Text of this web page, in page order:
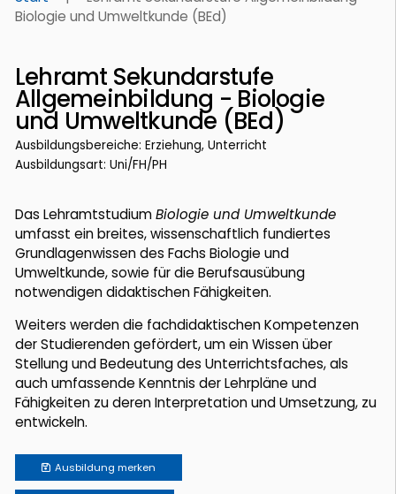
Biologie und Umweltkunde (BEd)
Lehramt Sekundarstufe
Allgemeinbildung - Biologie
und Umweltkunde (BEd)
Ausbildungsbereiche: Erziehung, Unterricht
Ausbildungsart: Uni/FH/PH
Das LehramtstudiumBiologie und Umweltkunde
umfasst ein breites, wissenschaftlich fundiertes
Grundlagenwissen des Fachs Biologie und
Umweltkunde, sowie für die Berufsausübung
notwendigen didaktischen Fähigkeiten.
Weiters werden die fachdidaktischen Kompetenzen
der Studierenden gefördert, um ein Wissen über
Stellung und Bedeutung des Unterrichtsfaches, als
auch umfassende Kenntnis der Lehrpläne und
Fähigkeiten zu deren Interpretation und Umsetzung, zu
entwickeln.
Ausbildung merken